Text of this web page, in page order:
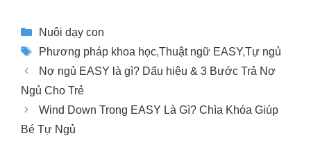
Danh
mục
Nuôi dạy con
Thẻ
Phương pháp khoa học,Thuật ngữ EASY,Tự ngủ
Nợ ngủ EASY là gì? Dấu hiệu & 3 Bước Trả Nợ
Ngủ Cho Trẻ
Wind Down Trong EASY Là Gì? Chìa Khóa Giúp
Bé Tự Ngủ